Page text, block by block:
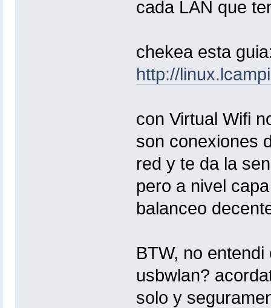
cada LAN que
chekea esta
http://
con Virtual Wifi
son conexiones
red y te da la
pero a nivel
balanceo
BTW, no
usbwlan?
solo y